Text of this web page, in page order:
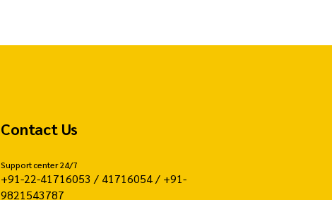
Contact Us
Support center 24/7
+91-22-41716053 / 41716054 / +91-
9821543787